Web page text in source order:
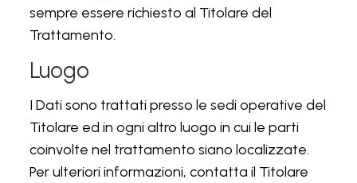
sempre essere richiesto al Titolare del
Trattamento.
Luogo
I Dati sono trattati presso le sedi operative del
Titolare ed in ogni altro luogo in cui le parti
coinvolte nel trattamento siano localizzate.
Per ulteriori informazioni, contatta il Titolare